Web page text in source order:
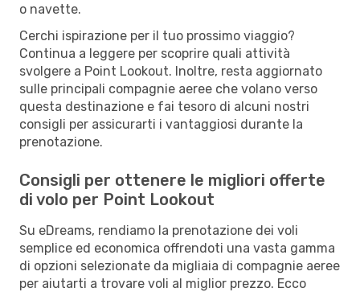
o navette.
Cerchi ispirazione per il tuo prossimo viaggio?
Continua a leggere per scoprire quali attività
svolgere a Point Lookout. Inoltre, resta aggiornato
sulle principali compagnie aeree che volano verso
questa destinazione e fai tesoro di alcuni nostri
consigli per assicurarti i vantaggiosi durante la
prenotazione.
Consigli per ottenere le migliori offerte
di volo per Point Lookout
Su eDreams, rendiamo la prenotazione dei voli
semplice ed economica offrendoti una vasta gamma
di opzioni selezionate da migliaia di compagnie aeree
per aiutarti a trovare voli al miglior prezzo. Ecco